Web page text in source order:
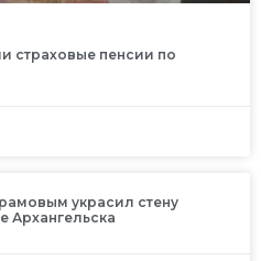
страховые пенсии по
украсил стену
Архангельска